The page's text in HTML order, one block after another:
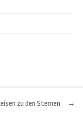
→
zu den Sternen